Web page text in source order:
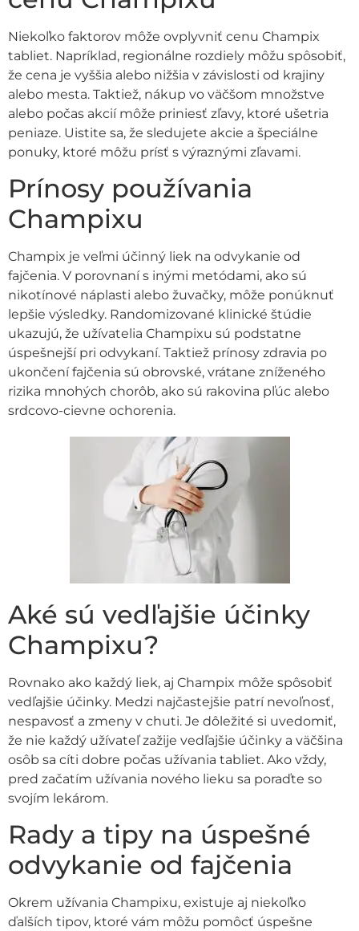
Niekoľko faktorov môže ovplyvniť cenu Champix
tabliet. Napríklad, regionálne rozdiely môžu spôsobiť,
že cena je vyššia alebo nižšia v závislosti od krajiny
alebo mesta. Taktiež, nákup vo väčšom množstve
alebo počas akcií môže priniesť zľavy, ktoré ušetria
peniaze. Uistite sa, že sledujete akcie a špeciálne
ponuky, ktoré môžu prísť s výraznými zľavami.
Prínosy používania
Champixu
Champix je veľmi účinný liek na odvykanie od
fajčenia. V porovnaní s inými metódami, ako sú
nikotínové náplasti alebo žuvačky, môže ponúknuť
lepšie výsledky. Randomizované klinické štúdie
ukazujú, že užívatelia Champixu sú podstatne
úspešnejší pri odvykaní. Taktiež prínosy zdravia po
ukončení fajčenia sú obrovské, vrátane zníženého
rizika mnohých chorôb, ako sú rakovina pľúc alebo
srdcovo-cievne ochorenia.
Aké sú vedľajšie účinky
Champixu?
Rovnako ako každý liek, aj Champix môže spôsobiť
vedľajšie účinky. Medzi najčastejšie patrí nevoľnosť,
nespavosť a zmeny v chuti. Je dôležité si uvedomiť,
že nie každý užívateľ zažije vedľajšie účinky a väčšina
osôb sa cíti dobre počas užívania tabliet. Ako vždy,
pred začatím užívania nového lieku sa poraďte so
svojím lekárom.
Rady a tipy na úspešné
odvykanie od fajčenia
Okrem užívania Champixu, existuje aj niekoľko
ďalších tipov, ktoré vám môžu pomôcť úspešne